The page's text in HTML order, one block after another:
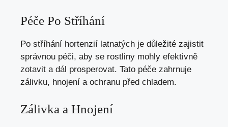
Péče Po Stříhání
Po stříhání hortenzií latnatých je důležité zajistit
správnou péči, aby se rostliny mohly efektivně
zotavit a dál prosperovat. Tato péče zahrnuje
zálivku, hnojení a ochranu před chladem.
Zálivka a Hnojení